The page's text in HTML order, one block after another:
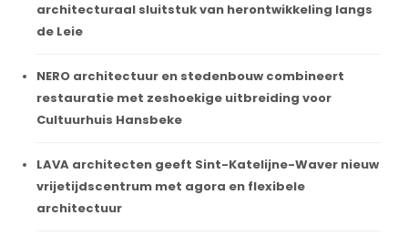
architecturaal sluitstuk van herontwikkeling langs
de Leie
NERO architectuur en stedenbouw combineert
restauratie met zeshoekige uitbreiding voor
Cultuurhuis Hansbeke
LAVA architecten geeft Sint-Katelijne-Waver nieuw
vrijetijdscentrum met agora en flexibele
architectuur